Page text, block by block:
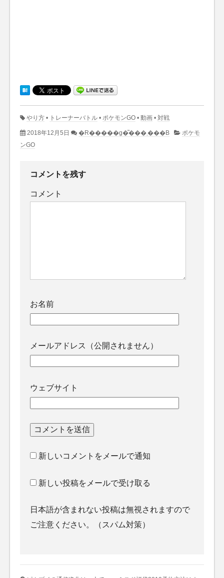
やり方 • トレーナーバトル • ポケモンGO • 動画 • 対戦
2018年12月5日 �R�����g�͂���܂���B
ポケモ
ンGO
コメントを残す
コメント
お名前
メールアドレス（公開されません）
ウェブサイト
新しいコメントをメールで通知
新しい投稿をメールで受け取る
日本語が含まれない投稿は無視されますので
ご注意ください。（スパム対策）